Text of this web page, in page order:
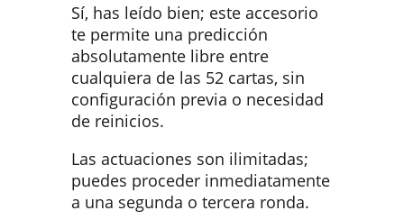
Sí, has leído bien; este accesorio
te permite una predicción
absolutamente libre entre
cualquiera de las 52 cartas, sin
configuración previa o necesidad
de reinicios.
Las actuaciones son ilimitadas;
puedes proceder inmediatamente
a una segunda o tercera ronda.